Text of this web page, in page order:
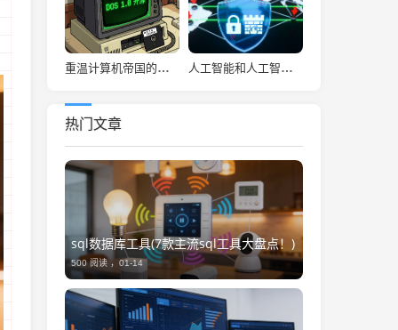
重温计算机帝国的奇点！微软开源 DOS 1.0 源码：当年 5 万美元买下的 6K 代码 人工智能和人工智能(教育部召开国家教育数字化战略行动2026年部署会，全面深入推动“人工智能+教育”)
热门文章
sql数据库工具(7款主流sql工具大盘点！)
500 阅读 ，01-14